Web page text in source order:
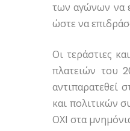
των αγώνων να
ώστε να
Οι τεράστιες
πλατειών του
αντιπαρατεθεί
και πολιτικών
ΟΧΙ στα